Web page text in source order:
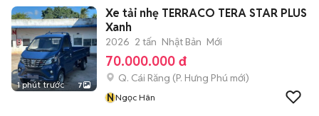
1 phút trước 7
Xe tải nhẹ TERRACO TERA STAR PLUS
Xanh
2026 2 tấn Nhật Bản Mới
70.000.000 đ
Q. Cái Răng (P. Hưng Phú mới)
NNgọc Hân